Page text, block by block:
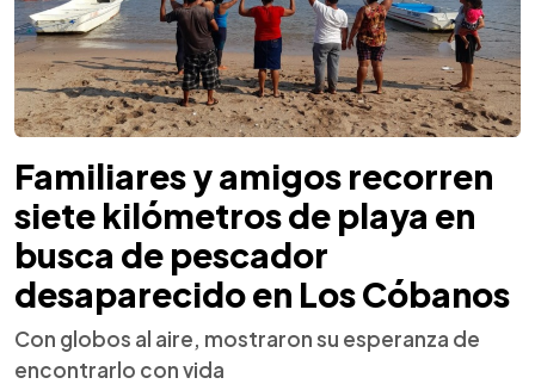
Familiares y amigos recorren
siete kilómetros de playa en
busca de pescador
desaparecido en Los Cóbanos
Con globos al aire, mostraron su esperanza de
encontrarlo con vida